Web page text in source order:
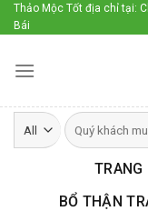
Skip
to
Thảo Mộc Tốt địa chỉ tại:
Bái
TRANG
BỔ THẬN